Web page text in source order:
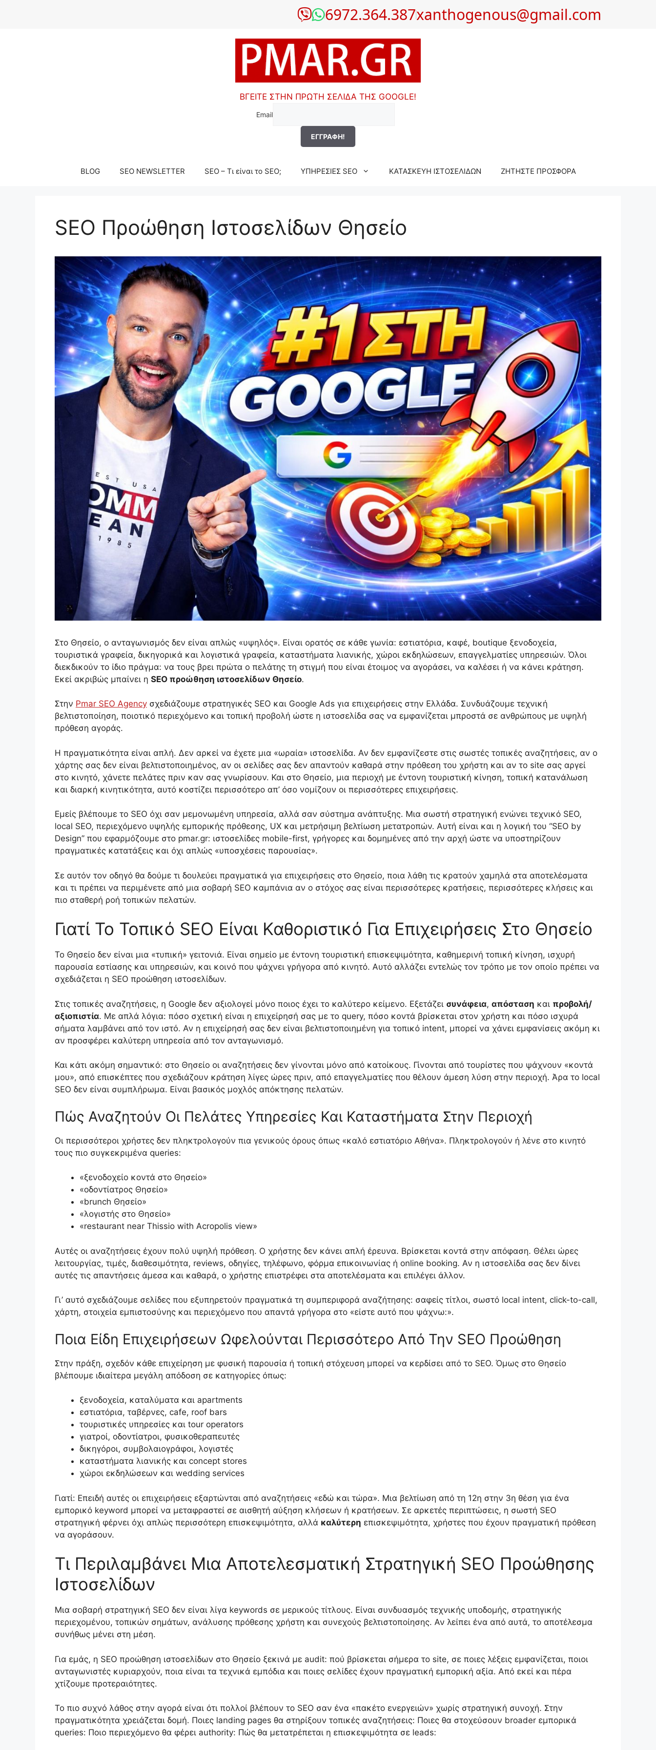
6972.364.387xanthogenous@gmail.com
ΒΓΕΙΤΕ ΣΤΗΝ ΠΡΩΤΗ ΣΕΛΙΔΑ ΤΗΣ GOOGLE!
Email
BLOG SEO NEWSLETTER SEO – Τι είναι το SEO; ΥΠΗΡΕΣΙΕΣ SEO ΚΑΤΑΣΚΕΥΗ ΙΣΤΟΣΕΛΙΔΩΝ ΖΗΤΗΣΤΕ ΠΡΟΣΦΟΡΑ
SEO Προώθηση Ιστοσελίδων Θησείο
Στο Θησείο, ο ανταγωνισμός δεν είναι απλώς «υψηλός». Είναι ορατός σε κάθε γωνία: εστιατόρια, καφέ, boutique ξενοδοχεία,
τουριστικά γραφεία, δικηγορικά και λογιστικά γραφεία, καταστήματα λιανικής, χώροι εκδηλώσεων, επαγγελματίες υπηρεσιών. Όλοι
διεκδικούν το ίδιο πράγμα: να τους βρει πρώτα ο πελάτης τη στιγμή που είναι έτοιμος να αγοράσει, να καλέσει ή να κάνει κράτηση.
Εκεί ακριβώς μπαίνει η SEO προώθηση ιστοσελίδων Θησείο.
Στην Pmar SEO Agency σχεδιάζουμε στρατηγικές SEO και Google Ads για επιχειρήσεις στην Ελλάδα. Συνδυάζουμε τεχνική
βελτιστοποίηση, ποιοτικό περιεχόμενο και τοπική προβολή ώστε η ιστοσελίδα σας να εμφανίζεται μπροστά σε ανθρώπους με υψηλή
πρόθεση αγοράς.
Η πραγματικότητα είναι απλή. Δεν αρκεί να έχετε μια «ωραία» ιστοσελίδα. Αν δεν εμφανίζεστε στις σωστές τοπικές αναζητήσεις, αν ο
χάρτης σας δεν είναι βελτιστοποιημένος, αν οι σελίδες σας δεν απαντούν καθαρά στην πρόθεση του χρήστη και αν το site σας αργεί
στο κινητό, χάνετε πελάτες πριν καν σας γνωρίσουν. Και στο Θησείο, μια περιοχή με έντονη τουριστική κίνηση, τοπική κατανάλωση
και διαρκή κινητικότητα, αυτό κοστίζει περισσότερο απ’ όσο νομίζουν οι περισσότερες επιχειρήσεις.
Εμείς βλέπουμε το SEO όχι σαν μεμονωμένη υπηρεσία, αλλά σαν σύστημα ανάπτυξης. Μια σωστή στρατηγική ενώνει τεχνικό SEO,
local SEO, περιεχόμενο υψηλής εμπορικής πρόθεσης, UX και μετρήσιμη βελτίωση μετατροπών. Αυτή είναι και η λογική του “SEO by
Design” που εφαρμόζουμε στο pmar.gr: ιστοσελίδες mobile-first, γρήγορες και δομημένες από την αρχή ώστε να υποστηρίζουν
πραγματικές κατατάξεις και όχι απλώς «υποσχέσεις παρουσίας».
Σε αυτόν τον οδηγό θα δούμε τι δουλεύει πραγματικά για επιχειρήσεις στο Θησείο, ποια λάθη τις κρατούν χαμηλά στα αποτελέσματα
και τι πρέπει να περιμένετε από μια σοβαρή SEO καμπάνια αν ο στόχος σας είναι περισσότερες κρατήσεις, περισσότερες κλήσεις και
πιο σταθερή ροή τοπικών πελατών.
Γιατί Το Τοπικό SEO Είναι Καθοριστικό Για Επιχειρήσεις Στο Θησείο
Το Θησείο δεν είναι μια «τυπική» γειτονιά. Είναι σημείο με έντονη τουριστική επισκεψιμότητα, καθημερινή τοπική κίνηση, ισχυρή
παρουσία εστίασης και υπηρεσιών, και κοινό που ψάχνει γρήγορα από κινητό. Αυτό αλλάζει εντελώς τον τρόπο με τον οποίο πρέπει να
σχεδιάζεται η SEO προώθηση ιστοσελίδων.
Στις τοπικές αναζητήσεις, η Google δεν αξιολογεί μόνο ποιος έχει το καλύτερο κείμενο. Εξετάζει συνάφεια, απόσταση και προβολή/
αξιοπιστία. Με απλά λόγια: πόσο σχετική είναι η επιχείρησή σας με το query, πόσο κοντά βρίσκεται στον χρήστη και πόσο ισχυρά
σήματα λαμβάνει από τον ιστό. Αν η επιχείρησή σας δεν είναι βελτιστοποιημένη για τοπικό intent, μπορεί να χάνει εμφανίσεις ακόμη κι
αν προσφέρει καλύτερη υπηρεσία από τον ανταγωνισμό.
Και κάτι ακόμη σημαντικό: στο Θησείο οι αναζητήσεις δεν γίνονται μόνο από κατοίκους. Γίνονται από τουρίστες που ψάχνουν «κοντά
μου», από επισκέπτες που σχεδιάζουν κράτηση λίγες ώρες πριν, από επαγγελματίες που θέλουν άμεση λύση στην περιοχή. Άρα το local
SEO δεν είναι συμπλήρωμα. Είναι βασικός μοχλός απόκτησης πελατών.
Πώς Αναζητούν Οι Πελάτες Υπηρεσίες Και Καταστήματα Στην Περιοχή
Οι περισσότεροι χρήστες δεν πληκτρολογούν πια γενικούς όρους όπως «καλό εστιατόριο Αθήνα». Πληκτρολογούν ή λένε στο κινητό
τους πιο συγκεκριμένα queries:
«ξενοδοχείο κοντά στο Θησείο»
«οδοντίατρος Θησείο»
«brunch Θησείο»
«λογιστής στο Θησείο»
«restaurant near Thissio with Acropolis view»
Αυτές οι αναζητήσεις έχουν πολύ υψηλή πρόθεση. Ο χρήστης δεν κάνει απλή έρευνα. Βρίσκεται κοντά στην απόφαση. Θέλει ώρες
λειτουργίας, τιμές, διαθεσιμότητα, reviews, οδηγίες, τηλέφωνο, φόρμα επικοινωνίας ή online booking. Αν η ιστοσελίδα σας δεν δίνει
αυτές τις απαντήσεις άμεσα και καθαρά, ο χρήστης επιστρέφει στα αποτελέσματα και επιλέγει άλλον.
Γι’ αυτό σχεδιάζουμε σελίδες που εξυπηρετούν πραγματικά τη συμπεριφορά αναζήτησης: σαφείς τίτλοι, σωστό local intent, click-to-call,
χάρτη, στοιχεία εμπιστοσύνης και περιεχόμενο που απαντά γρήγορα στο «είστε αυτό που ψάχνω:».
Ποια Είδη Επιχειρήσεων Ωφελούνται Περισσότερο Από Την SEO Προώθηση
Στην πράξη, σχεδόν κάθε επιχείρηση με φυσική παρουσία ή τοπική στόχευση μπορεί να κερδίσει από το SEO. Όμως στο Θησείο
βλέπουμε ιδιαίτερα μεγάλη απόδοση σε κατηγορίες όπως:
ξενοδοχεία, καταλύματα και apartments
εστιατόρια, ταβέρνες, cafe, roof bars
τουριστικές υπηρεσίες και tour operators
γιατροί, οδοντίατροι, φυσικοθεραπευτές
δικηγόροι, συμβολαιογράφοι, λογιστές
καταστήματα λιανικής και concept stores
χώροι εκδηλώσεων και wedding services
Γιατί: Επειδή αυτές οι επιχειρήσεις εξαρτώνται από αναζητήσεις «εδώ και τώρα». Μια βελτίωση από τη 12η στην 3η θέση για ένα
εμπορικό keyword μπορεί να μεταφραστεί σε αισθητή αύξηση κλήσεων ή κρατήσεων. Σε αρκετές περιπτώσεις, η σωστή SEO
στρατηγική φέρνει όχι απλώς περισσότερη επισκεψιμότητα, αλλά καλύτερη επισκεψιμότητα, χρήστες που έχουν πραγματική πρόθεση
να αγοράσουν.
Τι Περιλαμβάνει Μια Αποτελεσματική Στρατηγική SEO Προώθησης
Ιστοσελίδων
Μια σοβαρή στρατηγική SEO δεν είναι λίγα keywords σε μερικούς τίτλους. Είναι συνδυασμός τεχνικής υποδομής, στρατηγικής
περιεχομένου, τοπικών σημάτων, ανάλυσης πρόθεσης χρήστη και συνεχούς βελτιστοποίησης. Αν λείπει ένα από αυτά, το αποτέλεσμα
συνήθως μένει στη μέση.
Για εμάς, η SEO προώθηση ιστοσελίδων στο Θησείο ξεκινά με audit: πού βρίσκεται σήμερα το site, σε ποιες λέξεις εμφανίζεται, ποιοι
ανταγωνιστές κυριαρχούν, ποια είναι τα τεχνικά εμπόδια και ποιες σελίδες έχουν πραγματική εμπορική αξία. Από εκεί και πέρα
χτίζουμε προτεραιότητες.
Το πιο συχνό λάθος στην αγορά είναι ότι πολλοί βλέπουν το SEO σαν ένα «πακέτο ενεργειών» χωρίς στρατηγική συνοχή. Στην
πραγματικότητα χρειάζεται δομή. Ποιες landing pages θα στηρίξουν τοπικές αναζητήσεις: Ποιες θα στοχεύσουν broader εμπορικά
queries: Ποιο περιεχόμενο θα φέρει authority: Πώς θα μετατρέπεται η επισκεψιμότητα σε leads: